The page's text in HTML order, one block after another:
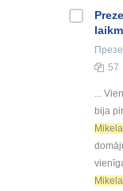
57
...
bija